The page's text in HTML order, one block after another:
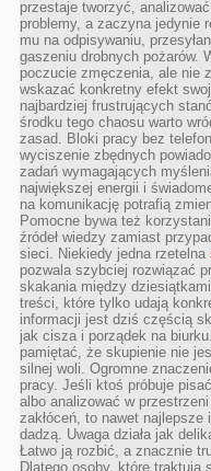
przestaje tworzyć,
problemy, a zaczyna jedynie
mu na odpisywaniu,
gaszeniu drobnych pożarów.
poczucie zmęczenia, ale nie
wskazać konkretny efekt
najbardziej frustrujących
środku tego chaosu warto
zasad. Bloki pracy bez
wyciszenie zbędnych
zadań wymagających
największej energii i
na komunikację potrafią
Pomocne bywa też
źródeł wiedzy zamiast
sieci. Niekiedy jedna rzetelna
pozwala szybciej rozwiązać
skakania między
treści, które tylko udają
informacji jest dziś częścią
jak cisza i porządek na
pamiętać, że skupienie nie
silnej woli. Ogromne
pracy. Jeśli ktoś próbuje
albo analizować w przestrzeni
zakłóceń, to nawet najlepsze
dadzą. Uwaga działa jak
Łatwo ją rozbić, a znacznie
Dlatego osoby, które traktują